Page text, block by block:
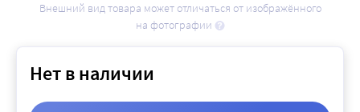
Внешний вид товара может отличаться от изображённого
на фотографии
Нет в наличии